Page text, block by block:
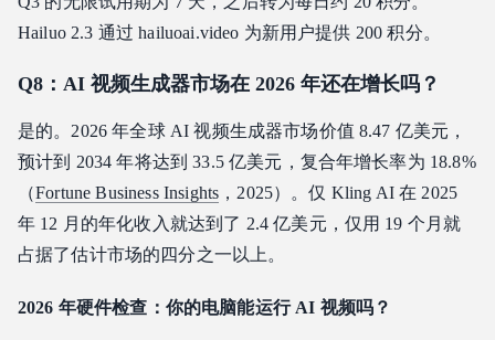
Hailuo 2.3 通过 hailuoai.video 为新用户提供 200 积分。
Q8：AI 视频生成器市场在 2026 年还在增长吗？
是的。2026 年全球 AI 视频生成器市场价值 8.47 亿美元，
预计到 2034 年将达到 33.5 亿美元，复合年增长率为 18.8%
（Fortune Business Insights ，2025）。仅 Kling AI 在 2025
年 12 月的年化收入就达到了 2.4 亿美元，仅用 19 个月就
占据了估计市场的四分之一以上。
2026 年硬件检查：你的电脑能运行 AI 视频吗？